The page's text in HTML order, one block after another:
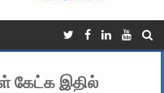
கேட்க இதில்